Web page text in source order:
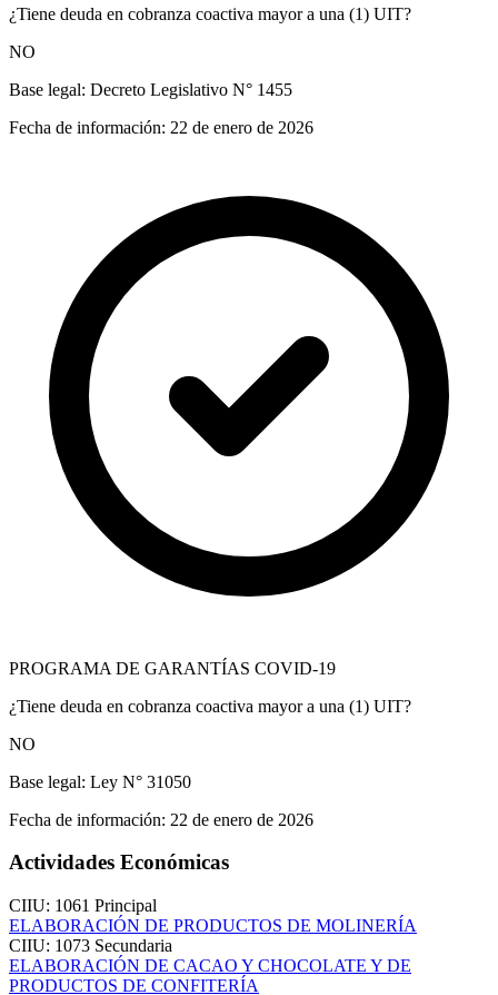
¿Tiene deuda en cobranza coactiva mayor a una (1) UIT?
NO
Base legal: Decreto Legislativo N° 1455
Fecha de información: 22 de enero de 2026
PROGRAMA DE GARANTÍAS COVID-19
¿Tiene deuda en cobranza coactiva mayor a una (1) UIT?
NO
Base legal: Ley N° 31050
Fecha de información: 22 de enero de 2026
Actividades Económicas
CIIU: 1061 Principal
ELABORACIÓN DE PRODUCTOS DE MOLINERÍA
CIIU: 1073 Secundaria
ELABORACIÓN DE CACAO Y CHOCOLATE Y DE
PRODUCTOS DE CONFITERÍA